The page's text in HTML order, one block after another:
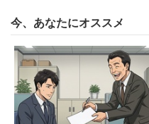
「2020年に向けて、子ど
の」として最も多くの人
人が回答している。次い
人も多かった。プログラ
かった。。
今、あなたにオススメ